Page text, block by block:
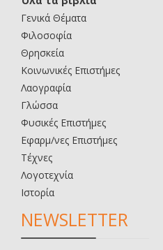
Γενικά Θέματα
Φιλοσοφία
Θρησκεία
Κοινωνικές Επιστήμες
Λαογραφία
Γλώσσα
Φυσικές Επιστήμες
Εφαρμ/νες Επιστήμες
Τέχνες
Λογοτεχνία
Ιστορία
NEWSLETTER